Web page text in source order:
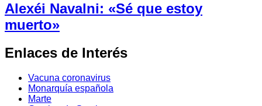
Alexéi Navalni: «Sé que estoy
muerto»
Enlaces de Interés
Vacuna coronavirus
Monarquía española
Marte